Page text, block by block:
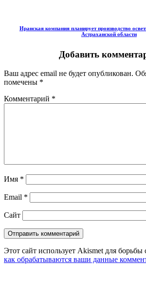
Иранская компания планирует производство
Астраханской области
Добавить
Ваш адрес email не будет опубликован.
помечены *
Комментарий *
Имя *
Email *
Сайт
Этот сайт использует Akismet для борьбы
как обрабатываются ваши данные